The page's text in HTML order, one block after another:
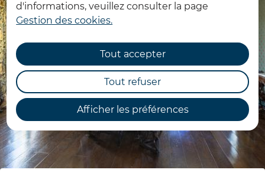
d'informations, veuillez consulter la page
Gestion des cookies.
Afficher les préférences
Tout accepter
Tout refuser